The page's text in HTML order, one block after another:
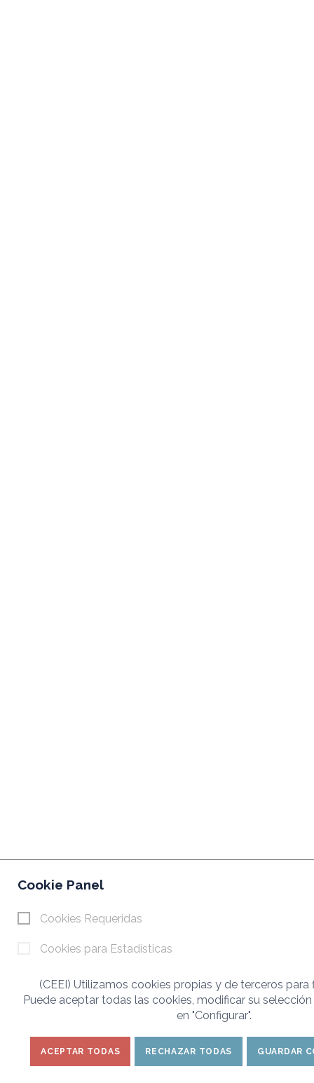
Cookie Panel
Cookies Requeridas
Cookies para Estadísticas
(CEEI) Utilizamos cookies propias y de terceros para
Puede aceptar todas las cookies, modificar su
en "Configurar".
ACEPTAR TODAS RECHAZAR TODAS GUARDAR